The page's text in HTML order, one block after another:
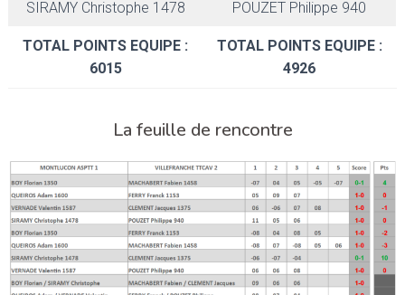
SIRAMY Christophe 1478 POUZET Philippe 940
TOTAL POINTS EQUIPE :
6015
TOTAL POINTS EQUIPE :
4926
La feuille de rencontre